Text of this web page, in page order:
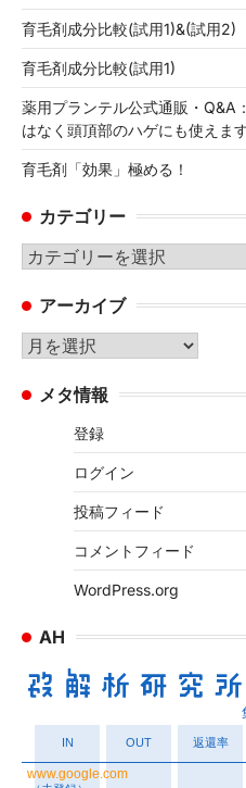
育毛剤成分比較(試用1)&(試用2)
育毛剤成分比較(試用1)
薬用プランテル公式通販・Q&A
はなく頭頂部のハゲにも使えま
育毛剤「効果」極める！
カテゴリー
カ
ゴ
リ
ー
アーカイブ
ア
カ メタ情報
登録
ログイン
投稿フィード
コメントフィード
WordPress.org
AH